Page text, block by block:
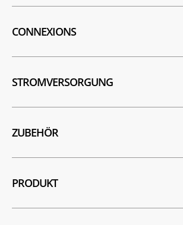
CONNEXIONS
STROMVERSORGUNG
ZUBEHÖR
PRODUKT